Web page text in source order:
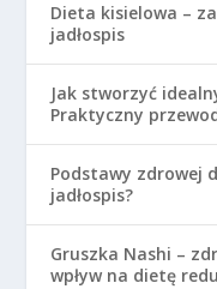
Dieta kisielowa –
jadłospis
Jak stworzyć
Praktyczny
Podstawy zdrowej
jadłospis?
Gruszka Nashi –
wpływ na dietę